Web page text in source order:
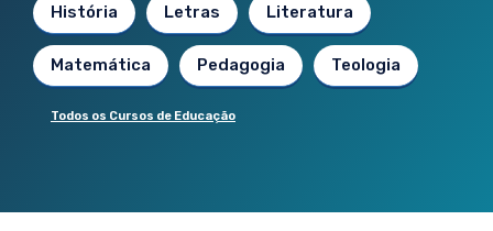
História Letras Literatura
Matemática Pedagogia Teologia
Todos os Cursos de Educação